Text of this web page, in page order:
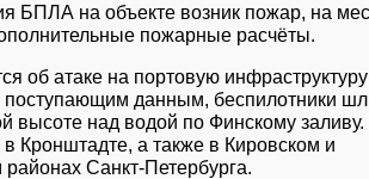
БПЛА на объекте возник пожар, на
пожарные расчёты.
об атаке на портовую
данным, беспилотники
высоте над водой по Финскому
Кронштадте, а также в Кировском и
Санкт-Петербурга.